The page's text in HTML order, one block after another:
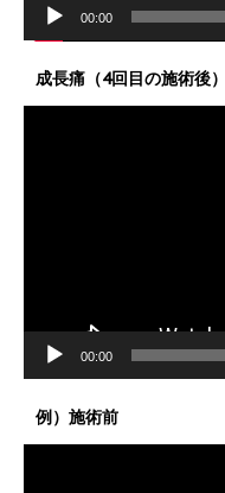
00:00
成長痛（4回目の施術後）
00:00
例）施術前